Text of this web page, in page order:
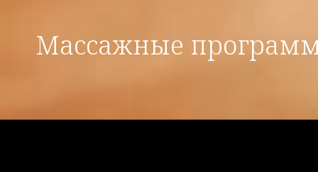
Массажные